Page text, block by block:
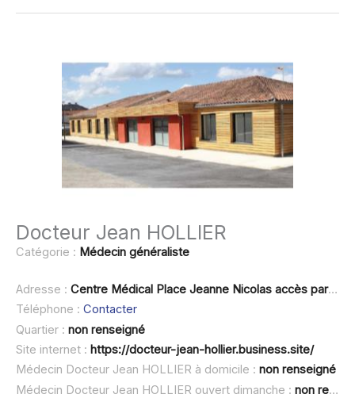
Docteur Jean HOLLIER
Catégorie : Médecin généraliste
Adresse : Centre Médical Place Jeanne Nicolas accès par la rue de la Glaci
Téléphone : Contacter
Quartier : non renseigné
Site internet : https://docteur-jean-hollier.business.site/
Médecin Docteur Jean HOLLIER à domicile : non renseigné
Médecin Docteur Jean HOLLIER ouvert dimanche : non renseigné